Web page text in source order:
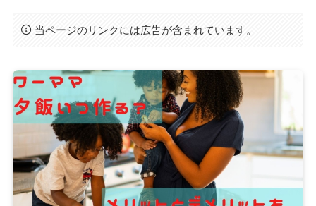
当ページのリンクには広告が含まれています。